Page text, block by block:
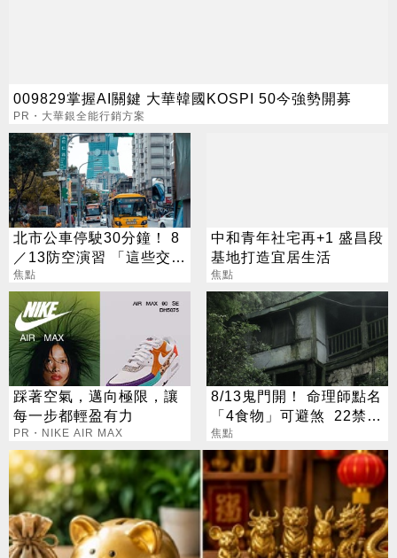
009829掌握AI關鍵 大華韓國KOSPI 50今強勢開募
PR・大華銀全能行銷方案
北市公車停駛30分鐘！ 8
／13防空演習 「這些交通
工具」全面管制
焦點
中和青年社宅再+1 盛昌段
基地打造宜居生活
焦點
踩著空氣，邁向極限，讓
每一步都輕盈有力
PR・NIKE AIR MAX
8/13鬼門開！ 命理師點名
「4食物」可避煞 22禁忌
一次看
焦點